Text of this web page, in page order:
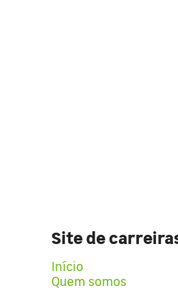
Site de
Início
Quem somos